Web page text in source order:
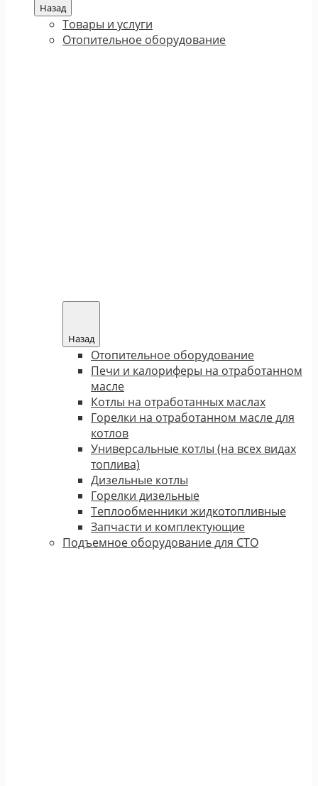
Назад
Товары и услуги
Отопительное оборудование
Назад
Отопительное оборудование
Печи и калориферы на отработанном
масле
Котлы на отработанных маслах
Горелки на отработанном масле для
котлов
Универсальные котлы (на всех видах
топлива)
Дизельные котлы
Горелки дизельные
Теплообменники жидкотопливные
Запчасти и комплектующие
Подъемное оборудование для СТО